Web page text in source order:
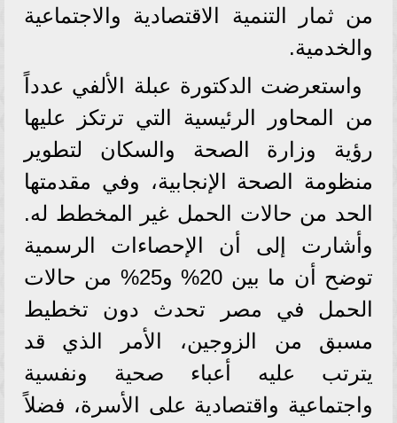
من ثمار التنمية الاقتصادية والاجتماعية
والخدمية.
واستعرضت الدكتورة عبلة الألفي عدداً
من المحاور الرئيسية التي ترتكز عليها
رؤية وزارة الصحة والسكان لتطوير
منظومة الصحة الإنجابية، وفي مقدمتها
الحد من حالات الحمل غير المخطط له.
وأشارت إلى أن الإحصاءات الرسمية
توضح أن ما بين 20% و25% من حالات
الحمل في مصر تحدث دون تخطيط
مسبق من الزوجين، الأمر الذي قد
يترتب عليه أعباء صحية ونفسية
واجتماعية واقتصادية على الأسرة، فضلاً